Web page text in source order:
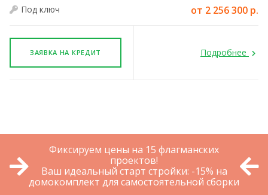
Под ключ
от 2 256 300 р.
ЗАЯВКА НА КРЕДИТ Подробнее
Фиксируем цены на 15 флагманских
проектов!
Ваш идеальный старт стройки: -15% на
домокомплект для самостоятельной сборки